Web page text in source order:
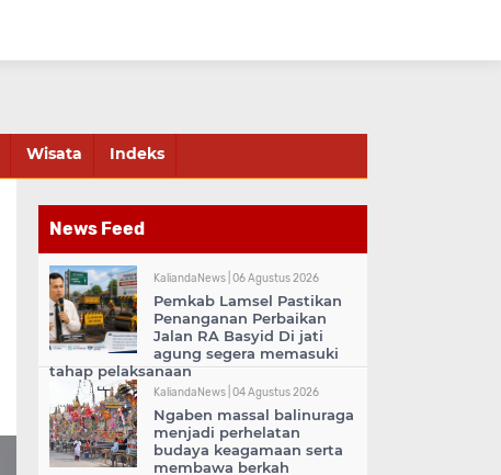
Wisata Indeks
News Feed
KaliandaNews | 06 Agustus 2026
Pemkab Lamsel Pastikan
Penanganan Perbaikan
Jalan RA Basyid Di jati
agung segera memasuki
tahap pelaksanaan
KaliandaNews | 04 Agustus 2026
Ngaben massal balinuraga
menjadi perhelatan
budaya keagamaan serta
membawa berkah